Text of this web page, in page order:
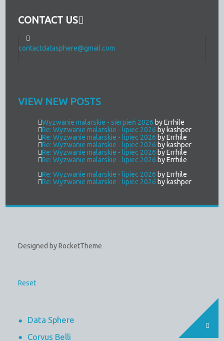
CONTACT US
contactdatasphere@gmail.com
VIEW NEW POSTS
Wyzwanie malarskie - sierpień 2026 by Errhile
Re: Wyzwanie malarskie - lipiec 2026 by kashper
Re: Wyzwanie malarskie - lipiec 2026 by Errhile
Re: Wyzwanie malarskie - lipiec 2026 by kashper
Re: Wyzwanie malarskie - lipiec 2026 by Errhile
Re: Wyzwanie malarskie - lipiec 2026 by Errhile
Re: Wyzwanie malarskie - lipiec 2026 by Errhile
Re: Wyzwanie malarskie - lipiec 2026 by kashper
Designed by RocketTheme
Reset
Data Sphere
Corvus Belli